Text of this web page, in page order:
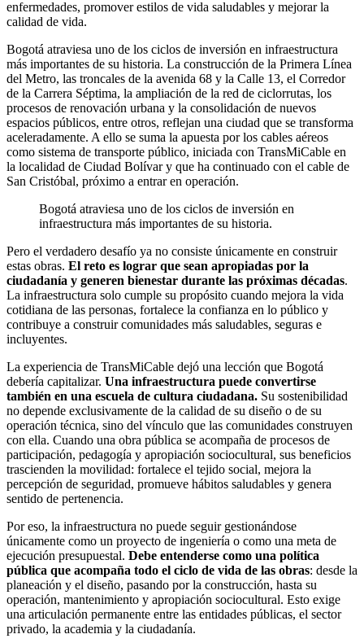
enfermedades, promover estilos de vida saludables y mejorar la
calidad de vida.
Bogotá atraviesa uno de los ciclos de inversión en infraestructura
más importantes de su historia. La construcción de la Primera Línea
del Metro, las troncales de la avenida 68 y la Calle 13, el Corredor
de la Carrera Séptima, la ampliación de la red de ciclorrutas, los
procesos de renovación urbana y la consolidación de nuevos
espacios públicos, entre otros, reflejan una ciudad que se transforma
aceleradamente. A ello se suma la apuesta por los cables aéreos
como sistema de transporte público, iniciada con TransMiCable en
la localidad de Ciudad Bolívar y que ha continuado con el cable de
San Cristóbal, próximo a entrar en operación.
Bogotá atraviesa uno de los ciclos de inversión en
infraestructura más importantes de su historia.
Pero el verdadero desafío ya no consiste únicamente en construir
estas obras. El reto es lograr que sean apropiadas por la
ciudadanía y generen bienestar durante las próximas décadas.
La infraestructura solo cumple su propósito cuando mejora la vida
cotidiana de las personas, fortalece la confianza en lo público y
contribuye a construir comunidades más saludables, seguras e
incluyentes.
La experiencia de TransMiCable dejó una lección que Bogotá
debería capitalizar. Una infraestructura puede convertirse
también en una escuela de cultura ciudadana. Su sostenibilidad
no depende exclusivamente de la calidad de su diseño o de su
operación técnica, sino del vínculo que las comunidades construyen
con ella. Cuando una obra pública se acompaña de procesos de
participación, pedagogía y apropiación sociocultural, sus beneficios
trascienden la movilidad: fortalece el tejido social, mejora la
percepción de seguridad, promueve hábitos saludables y genera
sentido de pertenencia.
Por eso, la infraestructura no puede seguir gestionándose
únicamente como un proyecto de ingeniería o como una meta de
ejecución presupuestal. Debe entenderse como una política
pública que acompaña todo el ciclo de vida de las obras: desde la
planeación y el diseño, pasando por la construcción, hasta su
operación, mantenimiento y apropiación sociocultural. Esto exige
una articulación permanente entre las entidades públicas, el sector
privado, la academia y la ciudadanía.